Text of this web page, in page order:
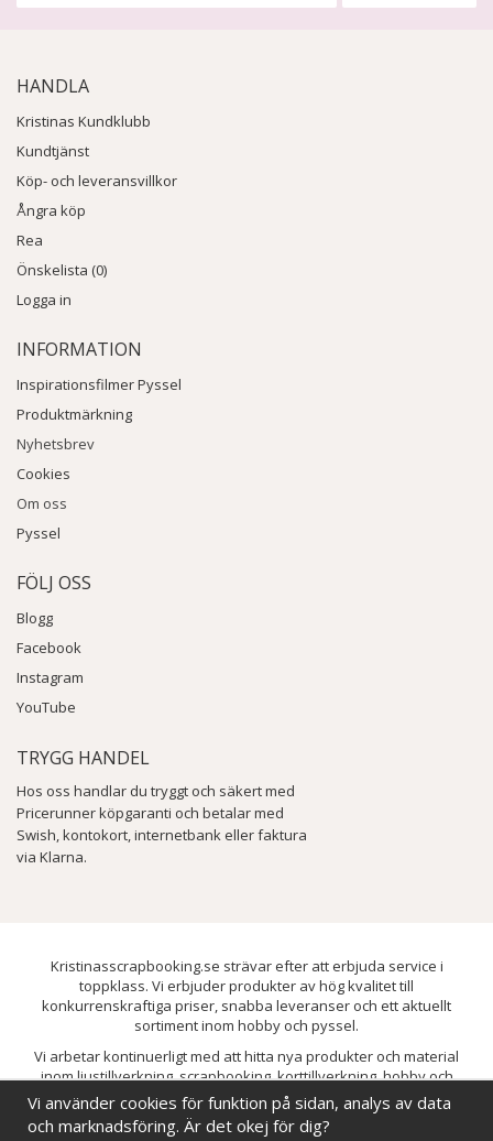
HANDLA
Kristinas Kundklubb
Kundtjänst
Köp- och leveransvillkor
Ångra köp
Rea
Önskelista (0)
Logga in
INFORMATION
Inspirationsfilmer Pyssel
Produktmärkning
Nyhetsbrev
Cookies
Om oss
Pyssel
FÖLJ OSS
Blogg
Facebook
Instagram
YouTube
TRYGG HANDEL
Hos oss handlar du tryggt och säkert med
Pricerunner köpgaranti och betalar med
Swish, kontokort, internetbank eller faktura
via Klarna.
Kristinasscrapbooking.se strävar efter att erbjuda service i
toppklass. Vi erbjuder produkter av hög kvalitet till
konkurrenskraftiga priser, snabba leveranser och ett aktuellt
sortiment inom hobby och pyssel.
Vi arbetar kontinuerligt med att hitta nya produkter och material
inom ljustillverkning, scrapbooking, korttillverkning, hobby och
pyssel. Målet är att bredda sortimentet och löpande förbättra och
utveckla vårt utbud, så att du alltid kan hitta det du behöver hos oss.
Vi använder cookies för funktion på sidan, analys av data
och marknadsföring. Är det okej för dig?